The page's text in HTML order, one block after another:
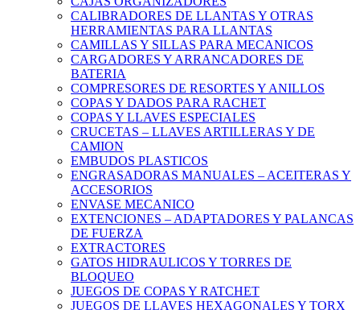
CALIBRADORES DE LLANTAS Y OTRAS
HERRAMIENTAS PARA LLANTAS
CAMILLAS Y SILLAS PARA MECANICOS
CARGADORES Y ARRANCADORES DE
BATERIA
COMPRESORES DE RESORTES Y ANILLOS
COPAS Y DADOS PARA RACHET
COPAS Y LLAVES ESPECIALES
CRUCETAS – LLAVES ARTILLERAS Y DE
CAMION
EMBUDOS PLASTICOS
ENGRASADORAS MANUALES – ACEITERAS Y
ACCESORIOS
ENVASE MECANICO
EXTENCIONES – ADAPTADORES Y PALANCAS
DE FUERZA
EXTRACTORES
GATOS HIDRAULICOS Y TORRES DE
BLOQUEO
JUEGOS DE COPAS Y RATCHET
JUEGOS DE LLAVES HEXAGONALES Y TORX